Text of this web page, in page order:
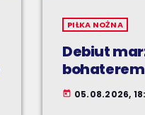
PIŁKA NOŻNA
Debiut
today 05.08.2026,